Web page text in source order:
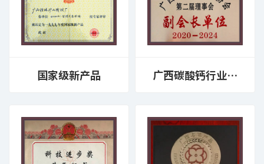
国家级新产品 广西碳酸钙行业协
会副会长单位